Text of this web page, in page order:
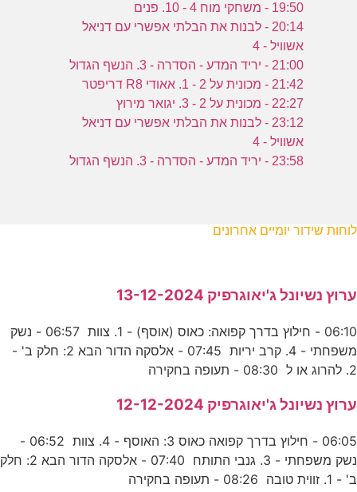
19:50 - משחקי מוח 4 - 10. פנים
20:14 - לבנות את הבלתי אפשרי עם דניאל
אשוויל - 4
21:00 - יריד המדע - הסדרה - 3. הנשף הגדול
21:42 - מכונית על 2 - 1. אאודי R8 דריפטר
22:27 - מכונית על 2 - 3. יגואר מירוץ
23:12 - לבנות את הבלתי אפשרי עם דניאל
אשוויל - 4
23:58 - יריד המדע - הסדרה - 3. הנשף הגדול
לוחות שידור יומיים אחרונים
ערוץ נשיונל ג'יאוגרפיק 13-12-2024
06:10 - חילוץ בדרך קפואה: כאוס (אוסף) - 1. צוות 06:57 - נשק
משפחתי - 4. קרב יריות 07:45 - אלסקה הדור הבא 2: חלק ב' -
2. להרוג או ל 08:30 - תעופה בחקירה
ערוץ נשיונל ג'יאוגרפיק 12-12-2024
06:05 - חילוץ בדרך קפואה כאוס 3: האוסף - 4. צוות 06:52 -
נשק משפחתי - 3. גנבי התותח 07:40 - אלסקה הדור הבא 2: חלק
ב' - 1. זווית טובה 08:26 - תעופה בחקירה